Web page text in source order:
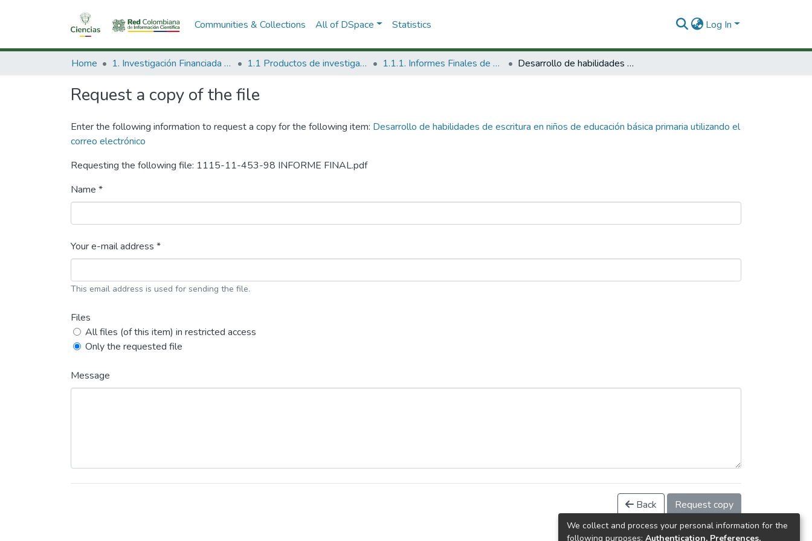
Communities & Collections All of DSpace Statistics Log In
Home 1. Investigación Financiada con Recursos Públicos 1.1 Productos de investigación 1.1.1. Informes Finales de Proyectos de Investigación Desarrollo de habilidades de escritura en niños de educación básica primaria utilizando el correo electrónico
Request a copy of the file
Enter the following information to request a copy for the following item: Desarrollo de habilidades de escritura en niños de educación básica primaria utilizando el
correo electrónico
Requesting the following file: 1115-11-453-98 INFORME FINAL.pdf
Name *
Your e-mail address *
This email address is used for sending the file.
Files
All files (of this item) in restricted access
Only the requested file
Message
Back Request copy
We collect and process your personal information for the
following purposes: Authentication, Preferences,